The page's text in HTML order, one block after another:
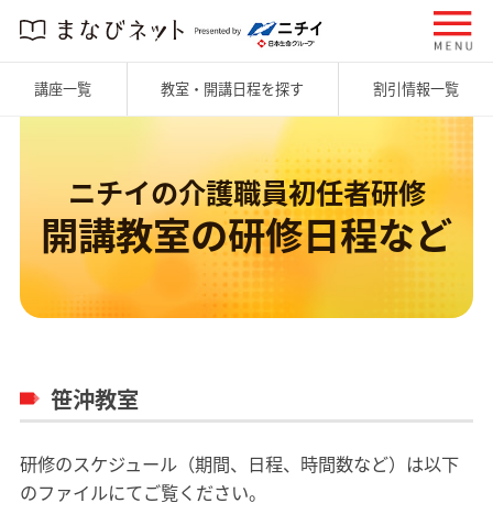
講座一覧 教室・開講日程を探す 割引情報一覧
ニチイの介護職員初任者研修
開講教室の研修日程など
笹沖教室
研修のスケジュール（期間、日程、時間数など）は以下
のファイルにてご覧ください。